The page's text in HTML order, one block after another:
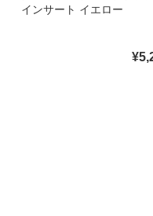
インサート イエロー